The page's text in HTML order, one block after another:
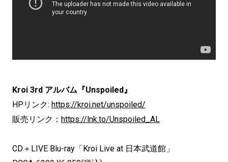
Kroi 3rd アルバム『Unspoiled』
HPリンク: https://kroi.net/unspoiled/
販売リンク： https://lnk.to/Unspoiled_AL
CD＋LIVE Blu-ray「Kroi Live at 日本武道館」